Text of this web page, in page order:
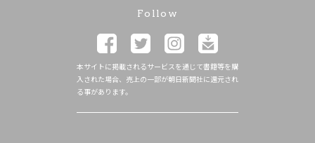
Follow
本サイトに掲載されるサービスを通じて書籍等を購
入された場合、売上の一部が朝日新聞社に還元され
る事があります。